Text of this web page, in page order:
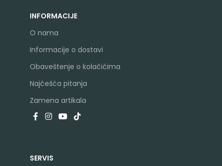
INFORMACIJE
O nama
Informacije o dostavi
Obaveštenje o kolačićima
Najčešća pitanja
Zamena artikala
SERVIS